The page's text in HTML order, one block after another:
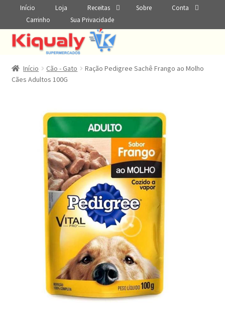
Início Loja Receitas Sobre
Conta
Carrinho
Sua Privacidade
Início Cão - Gato
Ração Pedigree Sachê Frango ao Molho
Cães Adultos 100G